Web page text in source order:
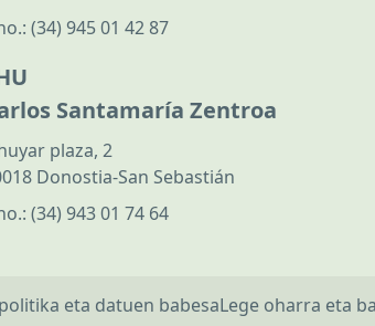
(34) 945 01 42 87
Santamaría Zentroa
plaza, 2
Donostia-San Sebastián
(34) 943 01 74 64
eta datuen babesaLege oharra eta